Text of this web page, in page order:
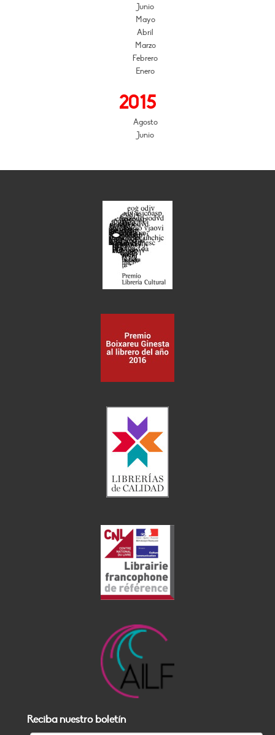
Junio
Mayo
Abril
Marzo
Febrero
Enero
2015
Agosto
Junio
Reciba nuestro boletín